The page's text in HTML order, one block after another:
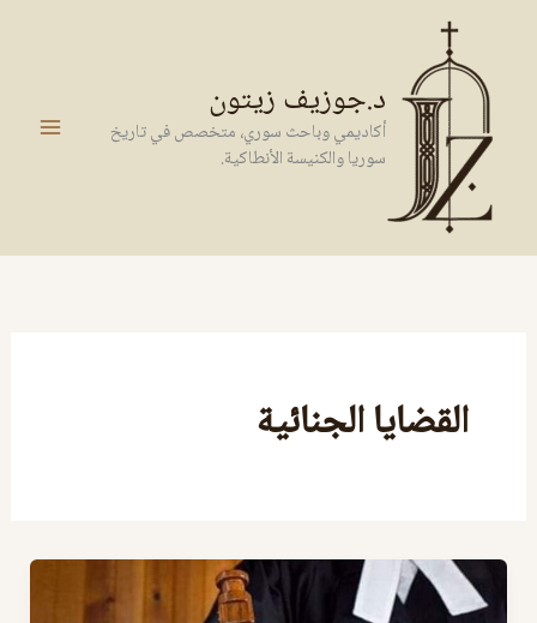
المحتوى
د.جوزيف زيتون
أكاديمي وباحث سوري، متخصص في تاريخ
سوريا والكنيسة الأنطاكية.
القضايا الجنائية